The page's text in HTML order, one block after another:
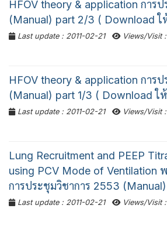
HFOV theory & application การ
(Manual) part 2/3 ( Download ใ
Last update : 2011-02-21 Views/Visit
HFOV theory & application การ
(Manual) part 1/3 ( Download ใ
Last update : 2011-02-21 Views/Visit
Lung Recruitment and PEEP
using PCV Mode of Ventilation
การประชุมวิชาการ 2553 (Manual)
Last update : 2011-02-21 Views/Visit :